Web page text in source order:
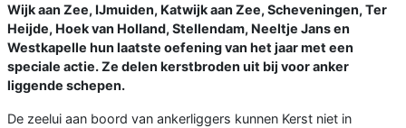
Wijk aan Zee, IJmuiden, Katwijk aan Zee, Scheveningen, Ter
Heijde, Hoek van Holland, Stellendam, Neeltje Jans en
Westkapelle hun laatste oefening van het jaar met een
speciale actie. Ze delen kerstbroden uit bij voor anker
liggende schepen.
De zeelui aan boord van ankerliggers kunnen Kerst niet in